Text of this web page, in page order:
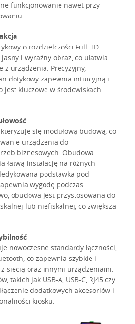
funkcjonowanie nawet przy
o rozdzielczości Full HD
i wyraźny obraz, co ułatwia
z urządzenia. Precyzyjny,
dotykowy zapewnia intuicyjną i
jest kluczowe w środowiskach
się modułową budową, co
urządzenia do
biznesowych. Obudowa
łatwą instalację na różnych
podstawka pod
wygodę podczas
obudowa jest przystosowana do
lub niefiskalnej, co zwiększa
nowoczesne standardy łączności,
co zapewnia szybkie i
siecią oraz innymi urządzeniami.
takich jak USB-A, USB-C, RJ45 czy
dodatkowych akcesoriów i
kiosku.